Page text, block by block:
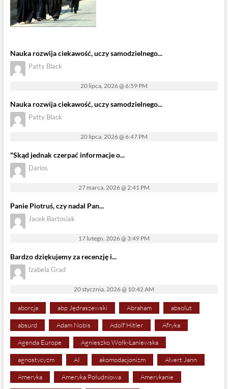
Nauka rozwija ciekawość, uczy samodzielnego...
Patty Black
20 lipca, 2026 @ 6:59 PM
Nauka rozwija ciekawość, uczy samodzielnego...
Patty Black
20 lipca, 2026 @ 6:47 PM
"Skąd jednak czerpać informacje o...
Darios
27 marca, 2026 @ 2:41 PM
Panie Piotruś, czy nadal Pan...
Jacek Bartosiak
17 lutego, 2026 @ 3:49 PM
Bardzo dziękujemy za recenzję i...
Izabela Grad
20 stycznia, 2026 @ 10:42 AM
aborcja abp Jędraszewski Abraham absolut
absurd Adam Nobis Adolf Hitler Afryka
Agenda Europe Agnieszko Wołk-Łaniewska
agnostycyzm AI akomodacjonizm Alvert Jann
Ameryka Ameryka Południowa Amerykanie